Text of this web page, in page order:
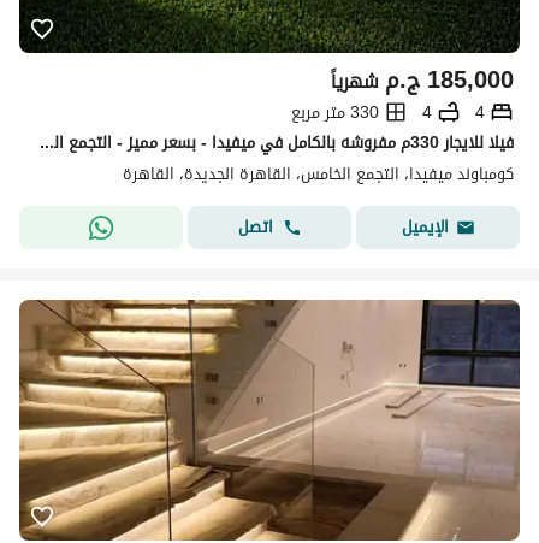
ج.م185,000 شهرياً
4
4
330 متر مربع
فيلا للايجار 330م مفروشه بالكامل في ميفيدا - بسعر مميز - التجمع الخامس
كومباوند ميفيدا، التجمع الخامس، القاهرة الجديدة، القاهرة
الإيميل
اتصل